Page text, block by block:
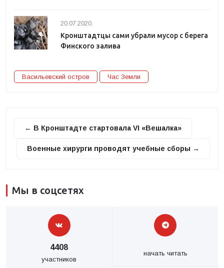
20.07.2020.
Кронштадтцы сами убрали мусор с берега
Финского залива
Васильевский остров Час Земли
← В Кронштадте стартовала VI «Вешалка»
Военные хирурги проводят учебные сборы →
Мы в соцсетях
4408
участников
начать читать